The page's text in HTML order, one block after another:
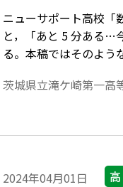
ニューサポート高校
と，「あと 5 分ある…
る。本稿ではそのよう
茨城県立滝ケ崎第一
2024年04月01日 高